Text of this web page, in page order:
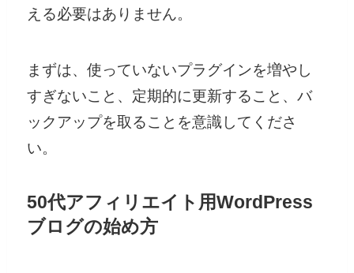
える必要はありません。
まずは、使っていないプラグインを増やし
すぎないこと、定期的に更新すること、バ
ックアップを取ることを意識してくださ
い。
50代アフィリエイト用WordPress
ブログの始め方